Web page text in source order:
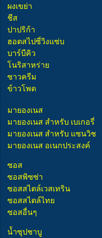
ผงเขย่า
ชีส
ปาปริก้า
ฮอตสไปซี่วิงแซ่บ
บาร์บีคิว
โนริสาหร่าย
ซาวครีม
ข้าวโพด
มายองเนส
มายองเนส สำหรับ เบเกอรี่
มายองเนส สำหรับ แซนวิช
มายองเนส อเนกประสงค์
ซอส
ซอสพิซซ่า
ซอสสไตล์เวสเทริน
ซอสสไตล์ไทย
ซอสอื่นๆ
น้ำซุปชาบู